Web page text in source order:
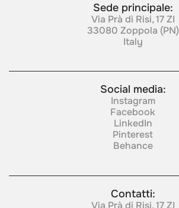
Sede principale:
Via Prà di Risi, 17 ZI
33080 Zoppola (PN)
Italy
Social media:
Instagram
Facebook
LinkedIn
Pinterest
Behance
Contatti:
Via Prà di Risi, 17 ZI